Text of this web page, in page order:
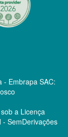
- Embrapa SAC:
a Licença
SemDerivações